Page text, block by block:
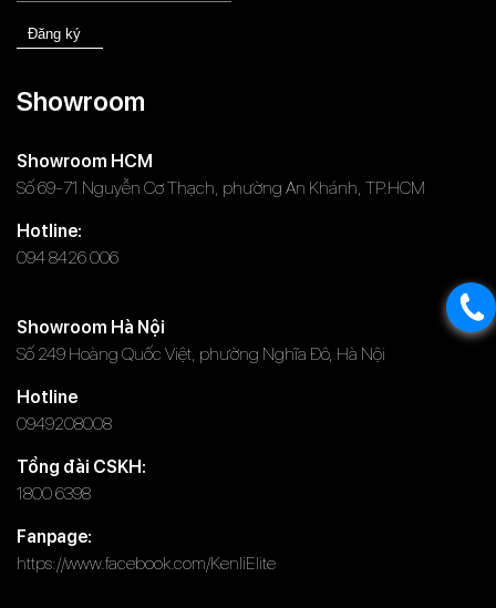
Showroom
Showroom HCM
Số 69-71 Nguyễn Cơ Thạch, phường An Khánh, TP.HCM
Hotline:
094 8426 006
Showroom Hà Nội
Số 249 Hoàng Quốc Việt, phường Nghĩa Đô, Hà Nội
Hotline
0949208008
Tổng đài CSKH:
1800 6398
Fanpage:
https://www.facebook.com/KenliElite
Đăng ký